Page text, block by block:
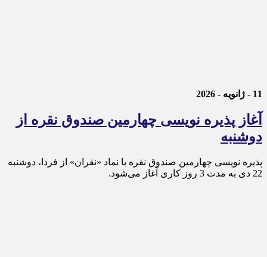
11 - ژانویه - 2026
آغاز پذیره نویسی چهارمین صندوق نقره از
دوشنبه
پذیره‌ نویسی چهارمین صندوق نقره با نماد «نقران» از فردا، دوشنبه
22 دی به مدت 3 روز کاری آغاز می‌شود.